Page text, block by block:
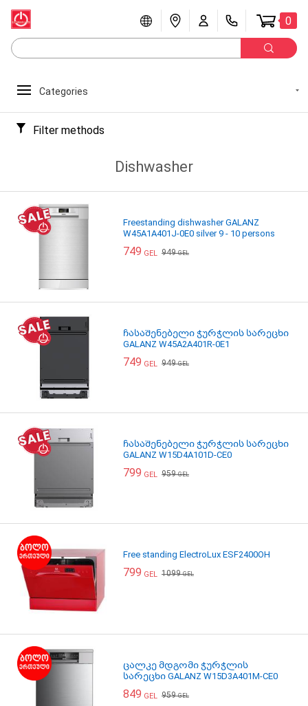
0
Categories
Filter methods
Dishwasher
Freestanding dishwasher GALANZ
W45A1A401J-0E0 silver 9 - 10 persons
749 GEL 949GEL
ჩასაშენებელი ჭურჭლის სარეცხი
GALANZ W45A2A401R-0E1
749 GEL 949GEL
ჩასაშენებელი ჭურჭლის სარეცხი
GALANZ W15D4A101D-CE0
799 GEL 959GEL
Free standing ElectroLux ESF2400OH
799 GEL 1099GEL
ცალკე მდგომი ჭურჭლის
სარეცხი GALANZ W15D3A401M-CE0
849 GEL 959GEL